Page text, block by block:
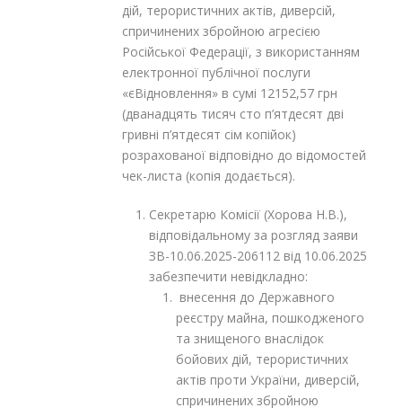
дій, терористичних актів, диверсій,
спричинених збройною агресією
Російської Федерації, з використанням
електронної публічної послуги
«єВідновлення» в сумі 12152,57 грн
(дванадцять тисяч сто п’ятдесят дві
гривні п’ятдесят сім копійок)
розрахованої відповідно до відомостей
чек-листа (копія додається).
Секретарю Комісії (Хорова Н.В.),
відповідальному за розгляд заяви
ЗВ-10.06.2025-206112 від 10.06.2025
забезпечити невідкладно:
внесення до Державного
реєстру майна, пошкодженого
та знищеного внаслідок
бойових дій, терористичних
актів проти України, диверсій,
спричинених збройною